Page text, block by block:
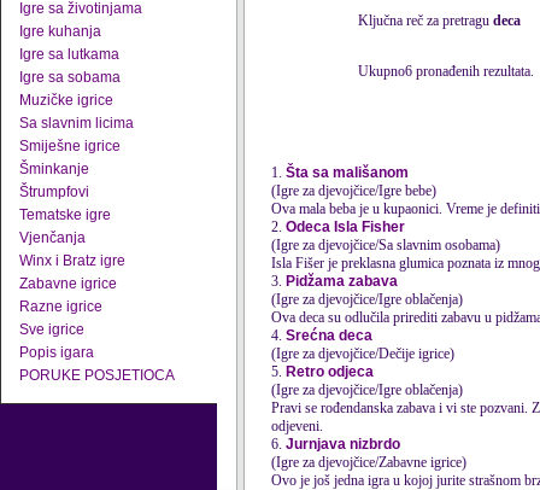
Igre sa životinjama
Igre kuhanja
Igre sa lutkama
Igre sa sobama
Muzičke igrice
Sa slavnim licima
Smiješne igrice
Šminkanje
Štrumpfovi
Tematske igre
Vjenčanja
Winx i Bratz igre
Zabavne igrice
Razne igrice
Sve igrice
Popis igara
PORUKE POSJETIOCA
Ključna reč za pretragu deca
Ukupno6 pronađenih rezultata.
1. Šta sa mališanom
(Igre za djevojčice/Igre bebe)
Ova mala beba je u kupaonici. Vreme je
2. Odeca Isla Fisher
(Igre za djevojčice/Sa slavnim osobama)
Isla Fišer je preklasna glumica poznata iz
3. Pidžama zabava
(Igre za djevojčice/Igre oblačenja)
Ova deca su odlučila prirediti zabavu u
4. Srećna deca
(Igre za djevojčice/Dečije igrice)
5. Retro odjeca
(Igre za djevojčice/Igre oblačenja)
Pravi se rođendanska zabava i vi ste pozvani.
odjeveni.
6. Jurnjava nizbrdo
(Igre za djevojčice/Zabavne igrice)
Ovo je još jedna igra u kojoj jurite strašnom